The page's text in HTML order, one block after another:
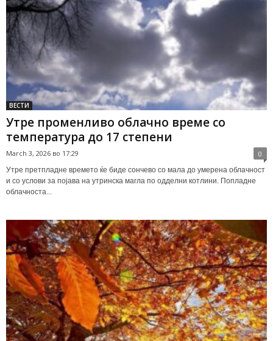
ВЕСТИ
Утре променливо облачно време со
температура до 17 степени
March 3, 2026 во 17:29 0
Утре претпладне времето ќе биде сончево со мала до умерена облачност
и со услови за појава на утринска магла по одделни котлини. Попладне
облачноста...